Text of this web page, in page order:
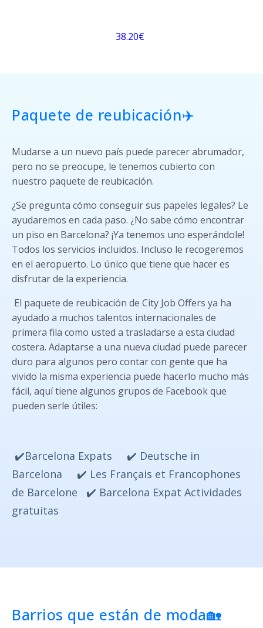
38.20€
Paquete de reubicación✈️
Mudarse a un nuevo país puede parecer abrumador,
pero no se preocupe, le tenemos cubierto con
nuestro paquete de reubicación.
¿Se pregunta cómo conseguir sus papeles legales? Le
ayudaremos en cada paso. ¿No sabe cómo encontrar
un piso en Barcelona? ¡Ya tenemos uno esperándole!
Todos los servicios incluidos. Incluso le recogeremos
en el aeropuerto. Lo único que tiene que hacer es
disfrutar de la experiencia.
El paquete de reubicación de City Job Offers ya ha
ayudado a muchos talentos internacionales de
primera fila como usted a trasladarse a esta ciudad
costera. Adaptarse a una nueva ciudad puede parecer
duro para algunos pero contar con gente que ha
vivido la misma experiencia puede hacerlo mucho más
fácil, aquí tiene algunos grupos de Facebook que
pueden serle útiles:
✔️Barcelona Expats ✔️ Deutsche in
Barcelona
✔️ Les Français et Francophones
de Barcelone
✔️ Barcelona Expat Actividades
gratuitas
Barrios que están de moda🏡